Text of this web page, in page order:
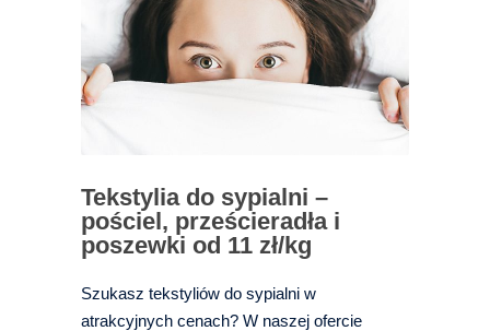
Tekstylia do sypialni –
pościel, prześcieradła i
poszewki od 11 zł/kg
Szukasz tekstyliów do sypialni w
atrakcyjnych cenach? W naszej ofercie